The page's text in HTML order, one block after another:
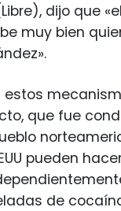
dijo que
muy bien
estos
que fue
pueden
de